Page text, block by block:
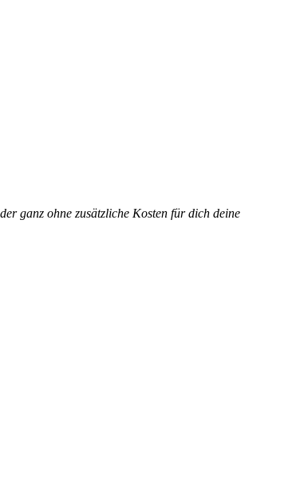
ganz ohne zusätzliche Kosten für dich deine